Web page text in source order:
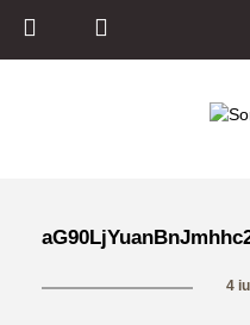
4